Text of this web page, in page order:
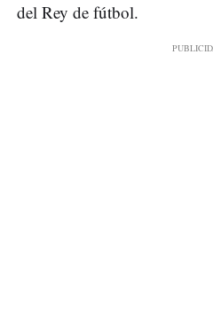
del Rey de fútbol.